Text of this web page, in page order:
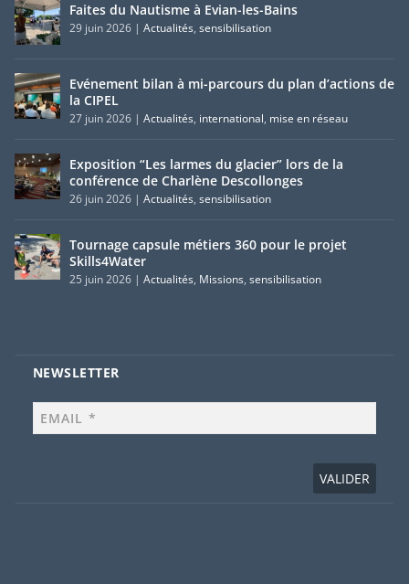
Faites du Nautisme à Evian-les-Bains
29 juin 2026| Actualités, sensibilisation
Evénement bilan à mi-parcours du plan d’actions de
la CIPEL
27 juin 2026| Actualités, international, mise en réseau
Exposition “Les larmes du glacier” lors de la
conférence de Charlène Descollonges
26 juin 2026| Actualités, sensibilisation
Tournage capsule métiers 360 pour le projet
Skills4Water
25 juin 2026| Actualités, Missions, sensibilisation
NEWSLETTER